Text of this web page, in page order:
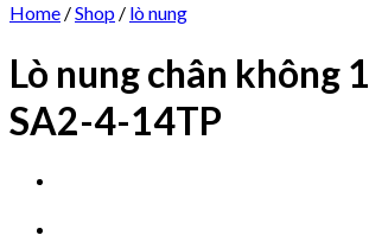
Home /Shop / lò nung
Lò nung chân không
SA2-4-14TP